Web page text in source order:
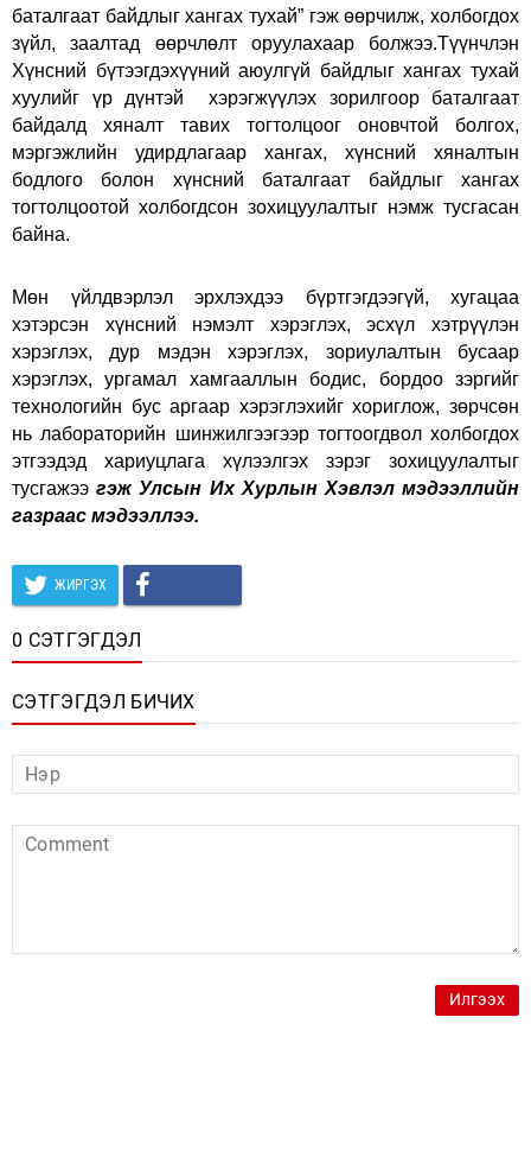
баталгаат байдлыг хангах тухай” гэж өөрчилж, холбогдох
зүйл, заалтад өөрчлөлт оруулахаар болжээ.Түүнчлэн
Хүнсний бүтээгдэхүүний аюулгүй байдлыг хангах тухай
хуулийг үр дүнтэй хэрэгжүүлэх зорилгоор баталгаат
байдалд хяналт тавих тогтолцоог оновчтой болгох,
мэргэжлийн удирдлагаар хангах, хүнсний хяналтын
бодлого болон хүнсний баталгаат байдлыг хангах
тогтолцоотой холбогдсон зохицуулалтыг нэмж тусгасан
байна.
Мөн үйлдвэрлэл эрхлэхдээ бүртгэгдээгүй, хугацаа
хэтэрсэн хүнсний нэмэлт хэрэглэх, эсхүл хэтрүүлэн
хэрэглэх, дур мэдэн хэрэглэх, зориулалтын бусаар
хэрэглэх, ургамал хамгааллын бодис, бордоо зэргийг
технологийн бус аргаар хэрэглэхийг хориглож, зөрчсөн
нь лабораторийн шинжилгээгээр тогтоогдвол холбогдох
этгээдэд хариуцлага хүлээлгэх зэрэг зохицуулалтыг
тусгажээгэж Улсын Их Хурлын Хэвлэл мэдээллийн
газраас мэдээллээ.
ЖИРГЭХ
0 СЭТГЭГДЭЛ
СЭТГЭГДЭЛ БИЧИХ
Илгээх